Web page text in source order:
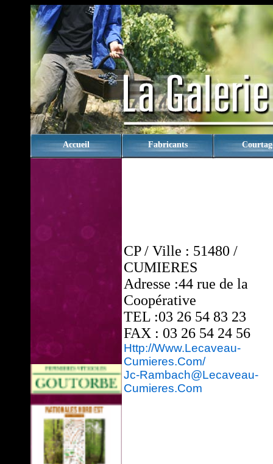
Accueil Fabricants
CP / Ville : 51480 /
CUMIERES
Adresse :44 rue de la
Coopérative
TEL :03 26 54 83 23
FAX : 03 26 54 24 56
Http://www.lecaveau-
Cumieres.com/
Jc-Rambach@lecaveau-
Cumieres.com